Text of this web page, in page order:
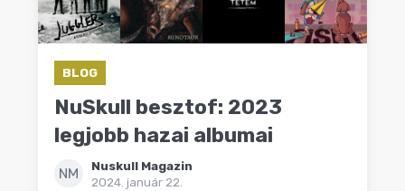
MÁSVILÁG
BLOGBLOG
NuSkull besztof: 2023
legjobb hazai albumai
NM
Nuskull Magazin
2024. január 22.